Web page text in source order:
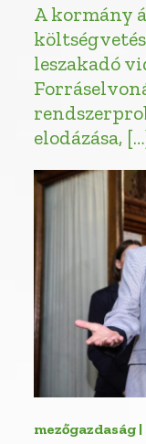
A kormány
leszakadó
elodázása,
mezőgazdaság